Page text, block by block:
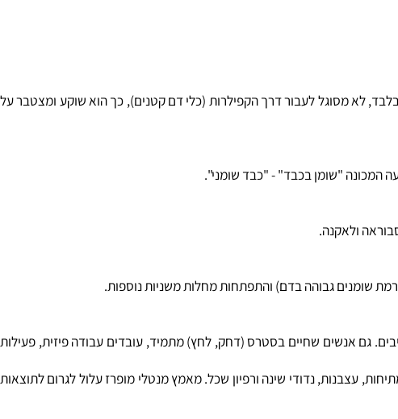
לא מסוגל לעבור דרך הקפילרות (כלי דם קטנים), כך הוא שוקע ומצטבר על
ולאקנה.
גבוהה בדם) והתפתחות מחלות משניות נוספות.
גם אנשים שחיים בסטרס (דחק, לחץ) מתמיד, עובדים עבודה פיזית, פעילות